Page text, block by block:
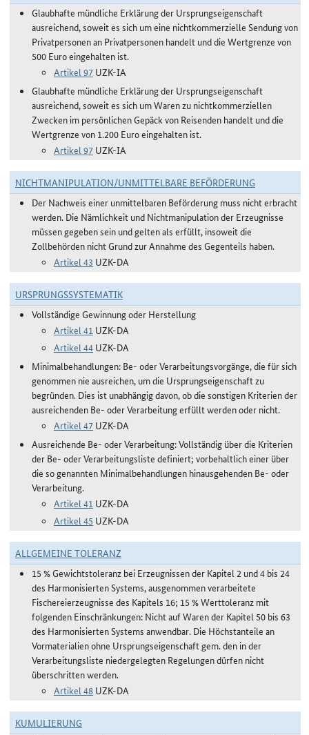
Glaubhafte mündliche Erklärung der Ursprungseigenschaft
ausreichend, soweit es sich um eine nichtkommerzielle Sendung von
Privatpersonen an Privatpersonen handelt und die Wertgrenze von
500 Euro eingehalten ist.
Artikel 97 UZK-IA
Glaubhafte mündliche Erklärung der Ursprungseigenschaft
ausreichend, soweit es sich um Waren zu nichtkommerziellen
Zwecken im persönlichen Gepäck von Reisenden handelt und die
Wertgrenze von 1.200 Euro eingehalten ist.
Artikel 97 UZK-IA
NICHTMANIPULATION/UNMITTELBARE BEFÖRDERUNG
Der Nachweis einer unmittelbaren Beförderung muss nicht erbracht
werden. Die Nämlichkeit und Nichtmanipulation der Erzeugnisse
müssen gegeben sein und gelten als erfüllt, insoweit die
Zollbehörden nicht Grund zur Annahme des Gegenteils haben.
Artikel 43 UZK-DA
URSPRUNGSSYSTEMATIK
Vollständige Gewinnung oder Herstellung
Artikel 41 UZK-DA
Artikel 44 UZK-DA
Minimalbehandlungen: Be- oder Verarbeitungsvorgänge, die für sich
genommen nie ausreichen, um die Ursprungseigenschaft zu
begründen. Dies ist unabhängig davon, ob die sonstigen Kriterien der
ausreichenden Be- oder Verarbeitung erfüllt werden oder nicht.
Artikel 47 UZK-DA
Ausreichende Be- oder Verarbeitung: Vollständig über die Kriterien
der Be- oder Verarbeitungsliste definiert; vorbehaltlich einer über
die so genannten Minimalbehandlungen hinausgehenden Be- oder
Verarbeitung.
Artikel 41 UZK-DA
Artikel 45 UZK-DA
ALLGEMEINE TOLERANZ
15 % Gewichtstoleranz bei Erzeugnissen der Kapitel 2 und 4 bis 24
des Harmonisierten Systems, ausgenommen verarbeitete
Fischereierzeugnisse des Kapitels 16; 15 % Werttoleranz mit
folgenden Einschränkungen: Nicht auf Waren der Kapitel 50 bis 63
des Harmonisierten Systems anwendbar. Die Höchstanteile an
Vormaterialien ohne Ursprungseigenschaft gem. den in der
Verarbeitungsliste niedergelegten Regelungen dürfen nicht
überschritten werden.
Artikel 48 UZK-DA
KUMULIERUNG